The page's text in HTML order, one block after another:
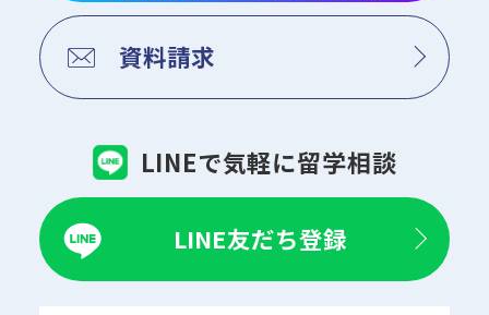
資料請求
LINEで気軽に留学相談
LINE友だち登録